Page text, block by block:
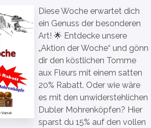
Diese Woche erwartet dich
ein Genuss der besonderen
Art! 🌟 Entdecke unsere
„Aktion der Woche“ und gönn
dir den köstlichen Tomme
aux Fleurs mit einem satten
20% Rabatt. Oder wie wäre
es mit den unwiderstehlichen
Dubler Mohrenköpfen? Hier
sparst du 15% auf den vollen